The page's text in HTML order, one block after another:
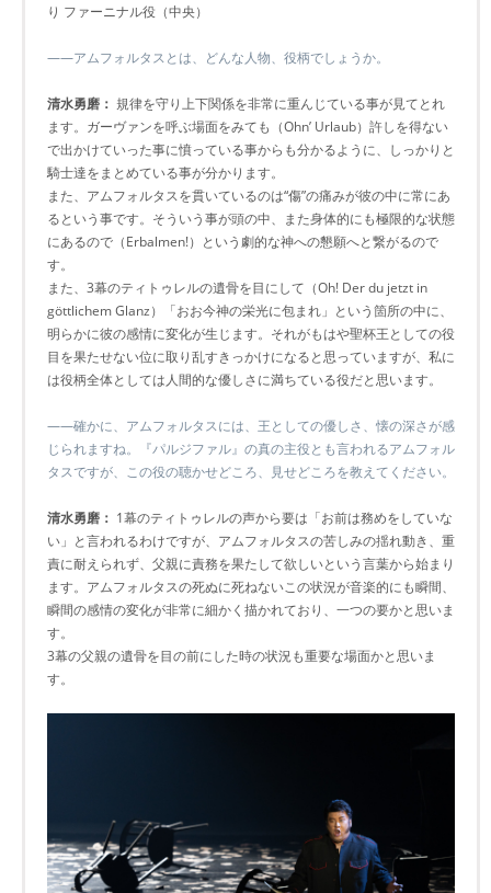
り ファーニナル役（中央）
――アムフォルタスとは、どんな人物、役柄でしょうか。
清水勇磨： 規律を守り上下関係を非常に重んじている事が見てとれ
ます。ガーヴァンを呼ぶ場面をみても（Ohn’ Urlaub）許しを得ない
で出かけていった事に憤っている事からも分かるように、しっかりと
騎士達をまとめている事が分かります。
また、アムフォルタスを貫いているのは“傷”の痛みが彼の中に常にあ
るという事です。そういう事が頭の中、また身体的にも極限的な状態
にあるので（Erbalmen!）という劇的な神への懇願へと繋がるので
す。
また、3幕のティトゥレルの遺骨を目にして（Oh! Der du jetzt in
göttlichem Glanz）「おお今神の栄光に包まれ」という箇所の中に、
明らかに彼の感情に変化が生じます。それがもはや聖杯王としての役
目を果たせない位に取り乱すきっかけになると思っていますが、私に
は役柄全体としては人間的な優しさに満ちている役だと思います。
――確かに、アムフォルタスには、王としての優しさ、懐の深さが感
じられますね。『パルジファル』の真の主役とも言われるアムフォル
タスですが、この役の聴かせどころ、見せどころを教えてください。
清水勇磨： 1幕のティトゥレルの声から要は「お前は務めをしていな
い」と言われるわけですが、アムフォルタスの苦しみの揺れ動き、重
責に耐えられず、父親に責務を果たして欲しいという言葉から始まり
ます。アムフォルタスの死ぬに死ねないこの状況が音楽的にも瞬間、
瞬間の感情の変化が非常に細かく描かれており、一つの要かと思いま
す。
3幕の父親の遺骨を目の前にした時の状況も重要な場面かと思いま
す。